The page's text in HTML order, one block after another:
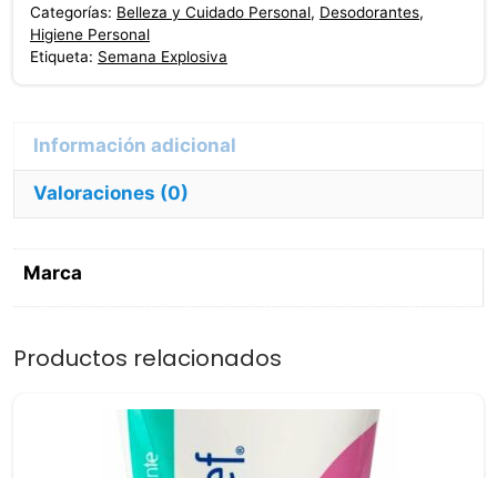
For
Black
Ml
C/u
cantidad
Categorías: Belleza y Cuidado Personal, Desodorantes,
Higiene Personal
Etiqueta: Semana Explosiva
Valoraciones (0)
Marca
Productos relacionados